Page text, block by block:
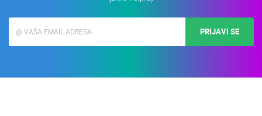
PRIJAVI SE